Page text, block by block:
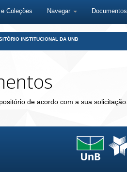
Coleções Navegar Documentos
INSTITUCIONAL DA UNB
de acordo com a sua solicitação.